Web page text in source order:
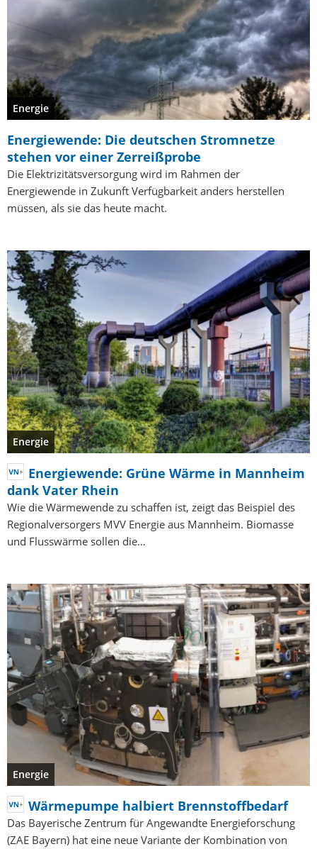
Energie
Energiewende: Die deutschen Stromnetze
stehen vor einer Zerreißprobe
Die Elektrizitätsversorgung wird im Rahmen der
Energiewende in Zukunft Verfügbarkeit anders herstellen
müssen, als sie das heute macht.
Energie
Energiewende: Grüne Wärme in Mannheim
dank Vater Rhein
Wie die Wärmewende zu schaffen ist, zeigt das Beispiel des
Regionalversorgers MVV Energie aus Mannheim. Biomasse
und Flusswärme sollen die…
Energie
Wärmepumpe halbiert Brennstoffbedarf
Das Bayerische Zentrum für Angewandte Energieforschung
(ZAE Bayern) hat eine neue Variante der Kombination von